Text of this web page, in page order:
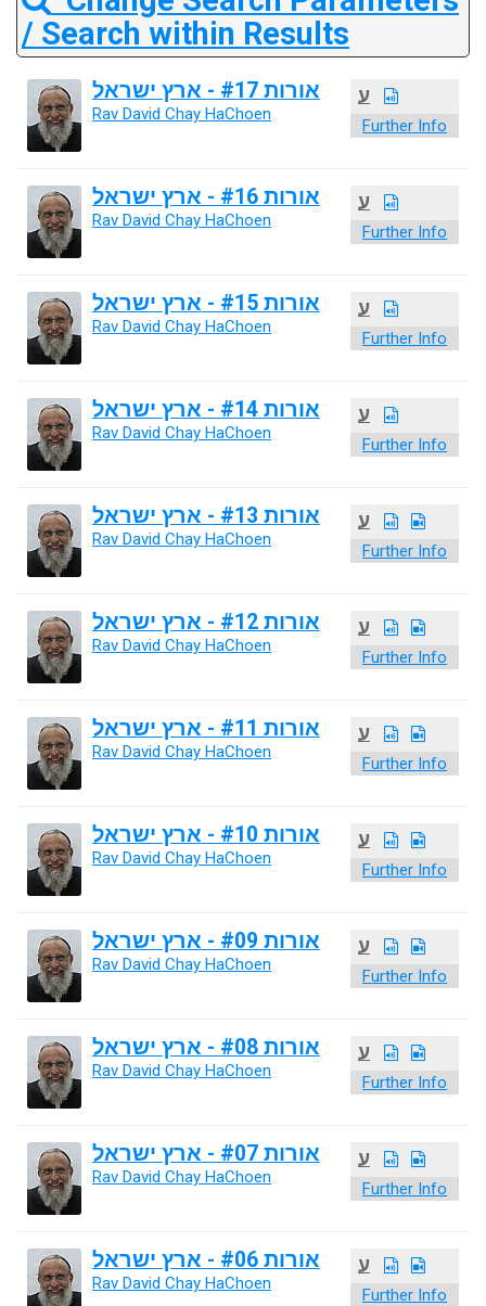
/ Search within Results
ע
Further Info
אורות #17 - ארץ ישראל
Rav David Chay HaChoen
ע
Further Info
אורות #16 - ארץ ישראל
Rav David Chay HaChoen
ע
Further Info
אורות #15 - ארץ ישראל
Rav David Chay HaChoen
ע
Further Info
אורות #14 - ארץ ישראל
Rav David Chay HaChoen
ע
Further Info
אורות #13 - ארץ ישראל
Rav David Chay HaChoen
ע
Further Info
אורות #12 - ארץ ישראל
Rav David Chay HaChoen
ע
Further Info
אורות #11 - ארץ ישראל
Rav David Chay HaChoen
ע
Further Info
אורות #10 - ארץ ישראל
Rav David Chay HaChoen
ע
Further Info
אורות #09 - ארץ ישראל
Rav David Chay HaChoen
ע
Further Info
אורות #08 - ארץ ישראל
Rav David Chay HaChoen
ע
Further Info
אורות #07 - ארץ ישראל
Rav David Chay HaChoen
ע
Further Info
אורות #06 - ארץ ישראל
Rav David Chay HaChoen